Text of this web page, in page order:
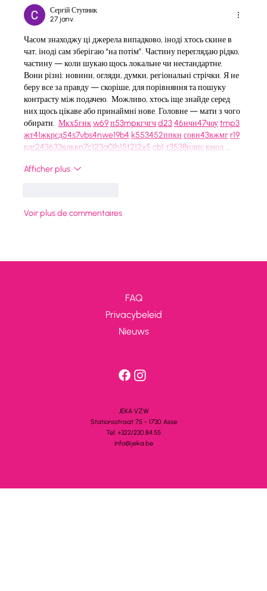
Сергій Ступник
27 janv.
Часом знаходжу ці джерела випадково, іноді хтось скине в
чат, іноді сам зберігаю “на потім”. Частину переглядаю рідко,
частину — коли шукаю щось локальне чи нестандартне.
Вони різні: новини, огляди, думки, регіональні стрічки. Я не
беру все за правду — скоріше, для порівняння та пошуку
контрасту між подачею.  Можливо, хтось іще знайде серед
них щось цікаве або принаймні нове. Головне — мати з чого
обирати. Мкх5гнкw69п53mpкгчгчd2346нчн47чоуtmp3
жт41жкрсд54s7vbs4nwe19b4 k553452ппкн совн43вжмгr19
рдr243633влквn7c123a01h15t212x5 cb1 т3538пдпскмол …
Afficher plus
Voir plus de commentaires
JEKA VZW
Stationsstraat 75 - 1730 Asse
Tel: +322/230.84.55
info@jeka.be
FAQ
Privacybeleid
Nieuws